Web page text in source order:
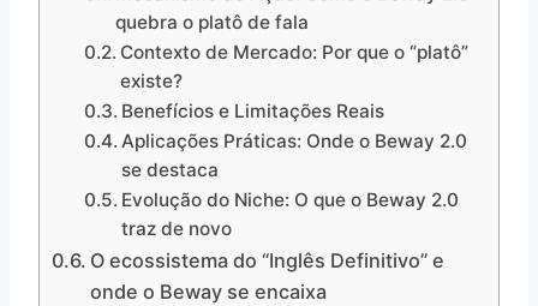
quebra o platô de fala
Contexto de Mercado: Por que o “platô”
existe?
Benefícios e Limitações Reais
Aplicações Práticas: Onde o Beway 2.0
se destaca
Evolução do Niche: O que o Beway 2.0
traz de novo
O ecossistema do “Inglês Definitivo” e
onde o Beway se encaixa